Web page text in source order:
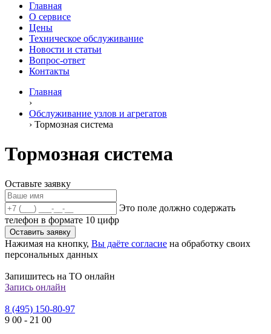
Главная
О сервисе
Цены
Техническое обслуживание
Новости и статьи
Вопрос-ответ
Контакты
Главная
›
Обслуживание узлов и агрегатов
› Тормозная система
Тормозная система
Оставьте заявку
Это поле должно содержать
телефон в формате 10 цифр
Оставить заявку
Нажимая на кнопку, Вы даёте согласие на обработку своих
персональных данных
Запишитесь на ТО онлайн
Запись онлайн
8 (495) 150-80-97
9 00 - 21 00